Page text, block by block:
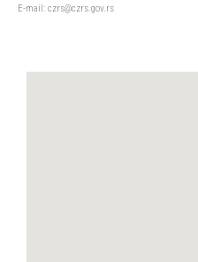
Е-mail: czrs@czrs.gov.rs